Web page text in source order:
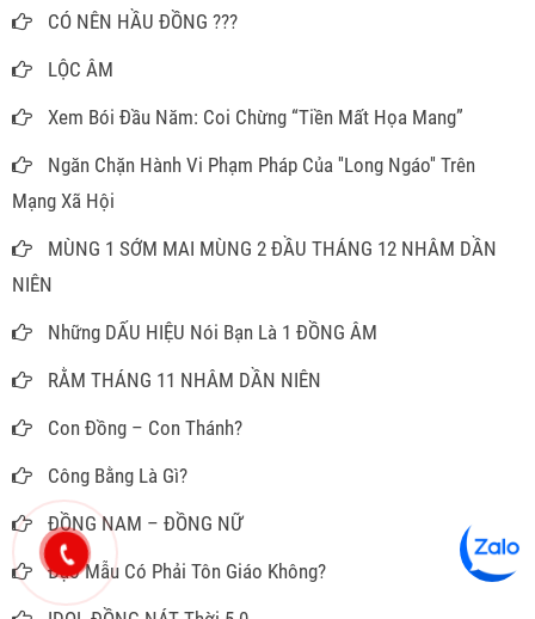
CÓ NÊN HẦU ĐỒNG ???
LỘC ÂM
Xem Bói Đầu Năm: Coi Chừng “Tiền Mất Họa Mang”
Ngăn Chặn Hành Vi Phạm Pháp Của ''Long Ngáo'' Trên
Mạng Xã Hội
MÙNG 1 SỚM MAI MÙNG 2 ĐẦU THÁNG 12 NHÂM DẦN
NIÊN
Những DẤU HIỆU Nói Bạn Là 1 ĐỒNG ÂM
RẰM THÁNG 11 NHÂM DẦN NIÊN
Con Đồng – Con Thánh?
Công Bằng Là Gì?
ĐỒNG NAM – ĐỒNG NỮ
Đạo Mẫu Có Phải Tôn Giáo Không?